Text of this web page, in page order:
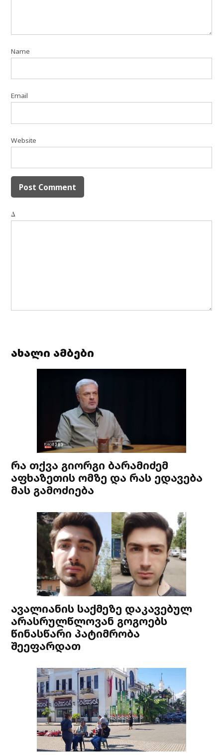
Name
Email
Website
Δ
ახალი ამბები
რა თქვა გიორგი ბარამიძემ
აფხაზეთის ომზე და რას ედავება
მას გამოძიება
ავალიანის საქმეზე დაკავებულ
არასრულწლოვან გოგოებს
წინასწარი პატიმრობა
შეეფარდათ